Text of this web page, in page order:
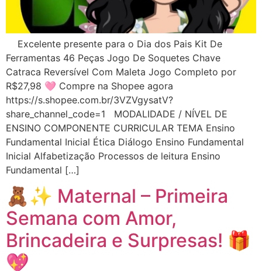
Excelente presente para o Dia dos Pais Kit De
Ferramentas 46 Peças Jogo De Soquetes Chave
Catraca Reversível Com Maleta Jogo Completo por
R$27,98 🩷 Compre na Shopee agora
https://s.shopee.com.br/3VZVgysatV?
share_channel_code=1 MODALIDADE / NÍVEL DE
ENSINO COMPONENTE CURRICULAR TEMA Ensino
Fundamental Inicial Ética Diálogo Ensino Fundamental
Inicial Alfabetização Processos de leitura Ensino
Fundamental […]
🧸✨ Maternal – Primeira
Semana com Amor,
Brincadeira e Surpresas! 🎁
💖